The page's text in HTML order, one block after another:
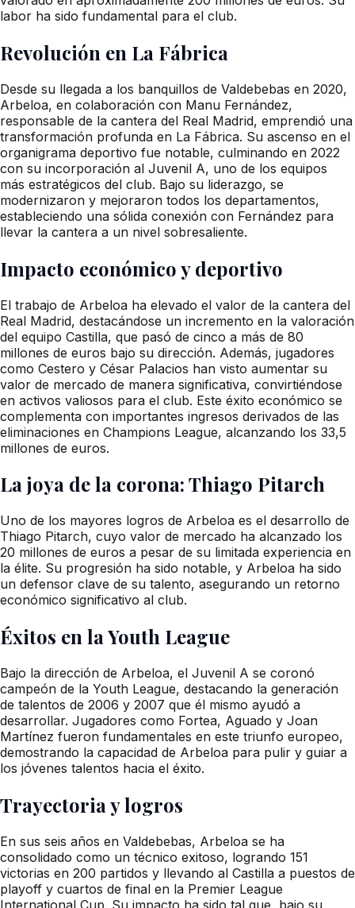
labor ha sido fundamental para el club.
Revolución en La Fábrica
Desde su llegada a los banquillos de Valdebebas en 2020,
Arbeloa, en colaboración con Manu Fernández,
responsable de la cantera del Real Madrid, emprendió una
transformación profunda en La Fábrica. Su ascenso en el
organigrama deportivo fue notable, culminando en 2022
con su incorporación al Juvenil A, uno de los equipos
más estratégicos del club. Bajo su liderazgo, se
modernizaron y mejoraron todos los departamentos,
estableciendo una sólida conexión con Fernández para
llevar la cantera a un nivel sobresaliente.
Impacto económico y deportivo
El trabajo de Arbeloa ha elevado el valor de la cantera del
Real Madrid, destacándose un incremento en la valoración
del equipo Castilla, que pasó de cinco a más de 80
millones de euros bajo su dirección. Además, jugadores
como Cestero y César Palacios han visto aumentar su
valor de mercado de manera significativa, convirtiéndose
en activos valiosos para el club. Este éxito económico se
complementa con importantes ingresos derivados de las
eliminaciones en Champions League, alcanzando los 33,5
millones de euros.
La joya de la corona: Thiago Pitarch
Uno de los mayores logros de Arbeloa es el desarrollo de
Thiago Pitarch, cuyo valor de mercado ha alcanzado los
20 millones de euros a pesar de su limitada experiencia en
la élite. Su progresión ha sido notable, y Arbeloa ha sido
un defensor clave de su talento, asegurando un retorno
económico significativo al club.
Éxitos en la Youth League
Bajo la dirección de Arbeloa, el Juvenil A se coronó
campeón de la Youth League, destacando la generación
de talentos de 2006 y 2007 que él mismo ayudó a
desarrollar. Jugadores como Fortea, Aguado y Joan
Martínez fueron fundamentales en este triunfo europeo,
demostrando la capacidad de Arbeloa para pulir y guiar a
los jóvenes talentos hacia el éxito.
Trayectoria y logros
En sus seis años en Valdebebas, Arbeloa se ha
consolidado como un técnico exitoso, logrando 151
victorias en 200 partidos y llevando al Castilla a puestos de
playoff y cuartos de final en la Premier League
International Cup. Su impacto ha sido tal que, bajo su